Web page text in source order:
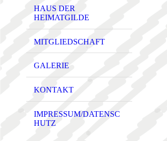
HAUS DER
HEIMATGILDE
MITGLIEDSCHAFT
GALERIE
KONTAKT
IMPRESSUM/DATENSC
HUTZ